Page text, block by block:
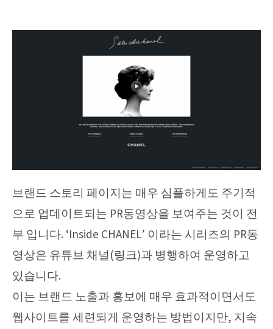
브랜드 스토리 페이지는 매우 심플하게도 주기적
으로 업데이트되는 PR동영상을 보여주는 것이 전
부 입니다. ‘Inside CHANEL’ 이라는 시리즈의 PR동
영상은 유튜브 채널(링크)과 병행하여 운영하고
있습니다.
이는 브랜드 노출과 홍보에 매우 효과적이면서도
웹사이트를 세련되게 운영하는 방법이지만, 지속